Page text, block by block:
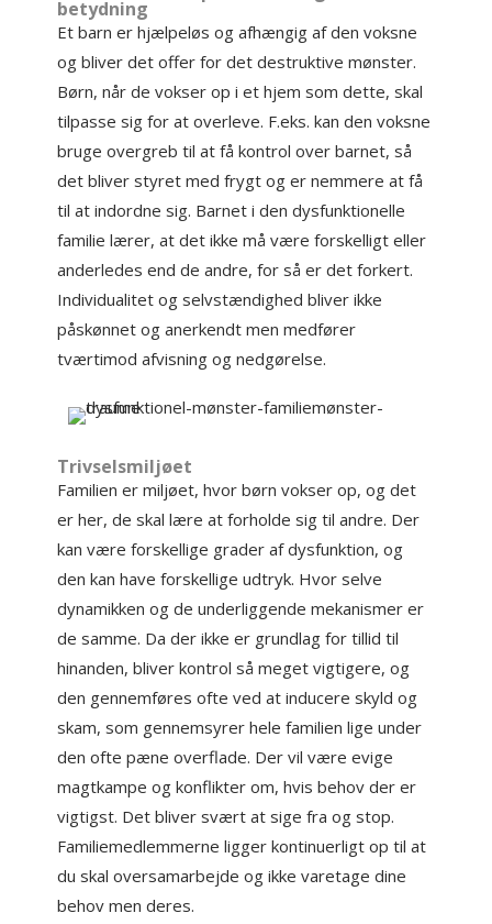
betydning
Et barn er hjælpeløs og afhængig af den voksne
og bliver det offer for det destruktive mønster.
Børn, når de vokser op i et hjem som dette, skal
tilpasse sig for at overleve. F.eks. kan den voksne
bruge overgreb til at få kontrol over barnet, så
det bliver styret med frygt og er nemmere at få
til at indordne sig. Barnet i den dysfunktionelle
familie lærer, at det ikke må være forskelligt eller
anderledes end de andre, for så er det forkert.
Individualitet og selvstændighed bliver ikke
påskønnet og anerkendt men medfører
tværtimod afvisning og nedgørelse.
Trivselsmiljøet
Familien er miljøet, hvor børn vokser op, og det
er her, de skal lære at forholde sig til andre. Der
kan være forskellige grader af dysfunktion, og
den kan have forskellige udtryk. Hvor selve
dynamikken og de underliggende mekanismer er
de samme. Da der ikke er grundlag for tillid til
hinanden, bliver kontrol så meget vigtigere, og
den gennemføres ofte ved at inducere skyld og
skam, som gennemsyrer hele familien lige under
den ofte pæne overflade. Der vil være evige
magtkampe og konflikter om, hvis behov der er
vigtigst. Det bliver svært at sige fra og stop.
Familiemedlemmerne ligger kontinuerligt op til at
du skal oversamarbejde og ikke varetage dine
behov men deres.